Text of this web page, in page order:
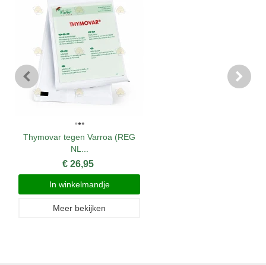
Thymovar tegen Varroa (REG
NL...
€ 26,95
In winkelmandje
Meer bekijken